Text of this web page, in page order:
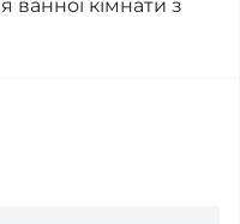
ванної кімнати з